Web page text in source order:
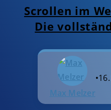
Scrollen im
Die
Max Melzer
•